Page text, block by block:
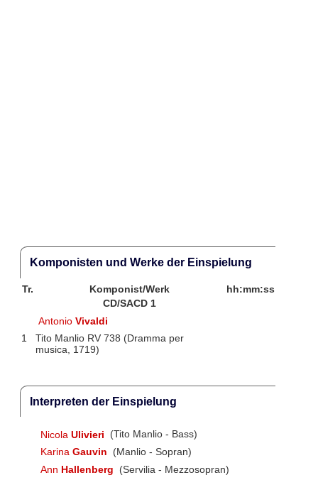
Komponisten und Werke der Einspielung
Tr. Komponist/Werk
hh:mm:ss
CD/SACD 1
AntonioVivaldi
1
Tito Manlio RV 738 (Dramma per
musica, 1719)
Interpreten der Einspielung
Nicola Ulivieri
(Tito Manlio - Bass)
Karina Gauvin
(Manlio - Sopran)
Ann Hallenberg
(Servilia - Mezzosopran)